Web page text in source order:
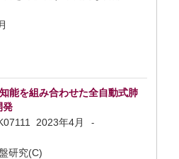
能を組み合わせた全自動式肺
発
2023年4月 -
研究(C)